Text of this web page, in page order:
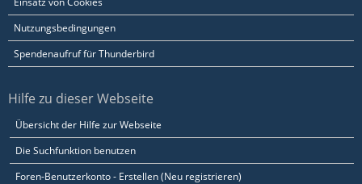
Nutzungsbedingungen
Spendenaufruf für Thunderbird
Hilfe zu dieser Webseite
Übersicht der Hilfe zur Webseite
Die Suchfunktion benutzen
Foren-Benutzerkonto - Erstellen (Neu registrieren)